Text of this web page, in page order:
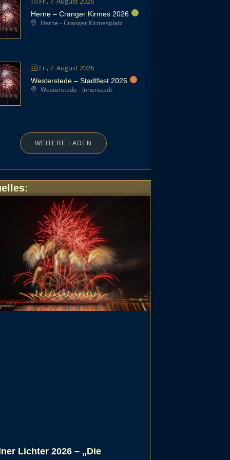
Herne – Cranger Kirmes 2026
Herne - Cranger Kirmesplatz
Fr., 7. August 2026
Westerstede – Stadtfest 2026
Westerstede - Innenstadt
WEITERE LADEN
:
Lichter 2026 – „Die